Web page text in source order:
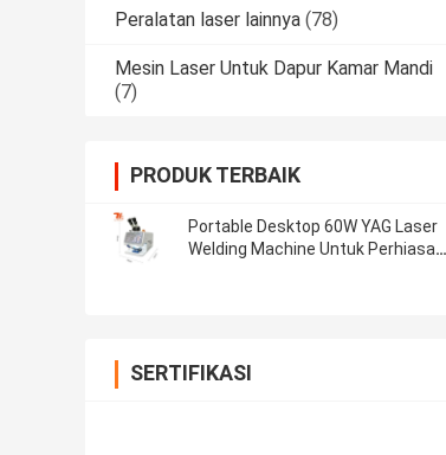
Peralatan laser lainnya (78)
Mesin Laser Untuk Dapur Kamar Mandi
(7)
PRODUK TERBAIK
Portable Desktop 60W YAG Laser
Welding Machine Untuk Perhiasan
SERTIFIKASI